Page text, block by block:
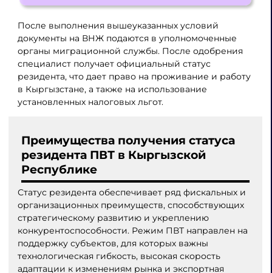
После выполнения вышеуказанных условий
документы на ВНЖ подаются в уполномоченные
органы миграционной службы. После одобрения
специалист получает официальный статус
резидента, что дает право на проживание и работу
в Кыргызстане, а также на использование
установленных налоговых льгот.
Преимущества получения статуса
резидента ПВТ в Кыргызской
Республике
Статус резидента обеспечивает ряд фискальных и
организационных преимуществ, способствующих
стратегическому развитию и укреплению
конкурентоспособности. Режим ПВТ направлен на
поддержку субъектов, для которых важны
технологическая гибкость, высокая скорость
адаптации к изменениям рынка и экспортная